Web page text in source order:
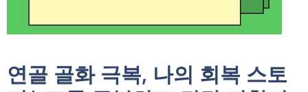
연골 골화 극복, 나의 회복 스토